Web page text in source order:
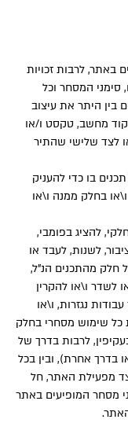
באתר, לרבות זכויות
סימני המסחר וכל
בין היתר את עיצוב
קוד מחשב, טקסט ו/או
לצד שלישי שהתיר
בו כדי להעניק
בחלק ממנה ו\או
להציג בפומבי,
לשנות, לעבד או
חלק מהתכנים הנ”ל,
לשדר ו\או להקרין
נגזרות, ו\או
כל שימוש מסחרי בחלק
לרבות בדרך של
בדרך אחרת), ובין בכל
מפעילת האתר, חל
מסחר המופיעים באתר